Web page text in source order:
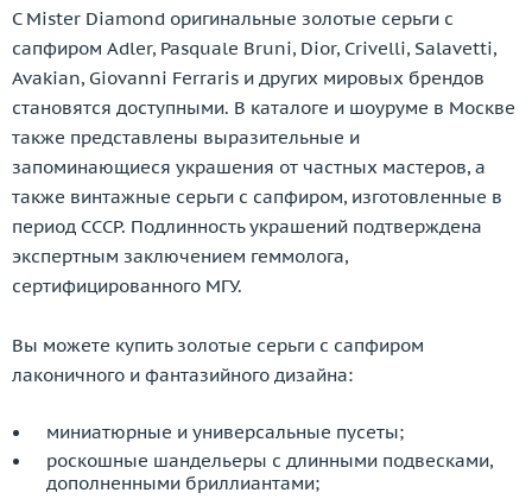
С Mister Diamond оригинальные золотые серьги с
сапфиром Adler, Pasquale Bruni, Dior, Crivelli, Salavetti,
Avakian, Giovanni Ferraris и других мировых брендов
становятся доступными. В каталоге и шоуруме в Москве
также представлены выразительные и
запоминающиеся украшения от частных мастеров, а
также винтажные серьги с сапфиром, изготовленные в
период СССР. Подлинность украшений подтверждена
экспертным заключением геммолога,
сертифицированного МГУ.
Вы можете купить золотые серьги с сапфиром
лаконичного и фантазийного дизайна:
миниатюрные и универсальные пусеты;
роскошные шандельеры с длинными подвесками,
дополненными бриллиантами;